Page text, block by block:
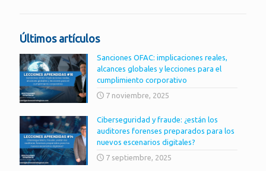
Últimos artículos
Sanciones OFAC: implicaciones reales,
alcances globales y lecciones para el
cumplimiento corporativo
7 noviembre, 2025
Ciberseguridad y fraude: ¿están los
auditores forenses preparados para los
nuevos escenarios digitales?
7 septiembre, 2025